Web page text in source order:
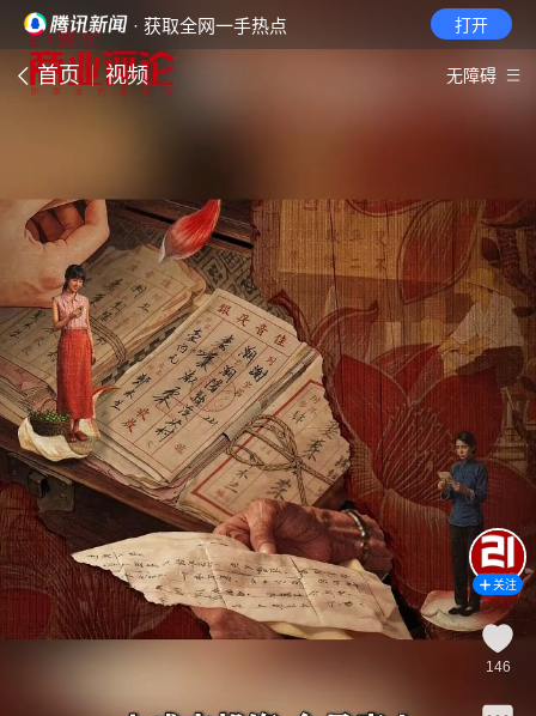
· 获取全网一手热点 打开
首页 视频 无障碍
关注
146